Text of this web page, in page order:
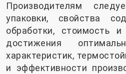
Производителям
упаковки, свойства
обработки, стоимость и
достижения
характеристик,
и эффективности